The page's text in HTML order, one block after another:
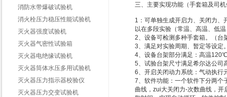
消防水带爆破试验机
消火栓压力稳压性能试验机
灭火器强度试验机
灭火器气密性试验箱
灭火器电绝缘试验机
灭火器筒体水压多用试验机
灭火器压力指示器校验仪
灭火器压力交变试验机
三、主要实现功能（手套箱及司
1：可单独生成开启力、关闭力、
以在多段实验（常温、高温、低
2、设备可检测多种手套箱。（台
3、满足对实验周期、暂定等设定
4、设备台架部分满足：高温
5、试验台架尺寸满足希尔达公司
6、开启关闭动力系统：气动执行
7、软件功能：一个软件下分两个
曲线，zui大关闭力-次数曲线，开